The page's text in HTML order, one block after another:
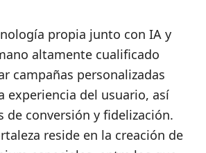
propia junto con IA y
altamente cualificado
campañas personalizadas
experiencia del usuario, así
de conversión y fidelización.
reside en la creación de